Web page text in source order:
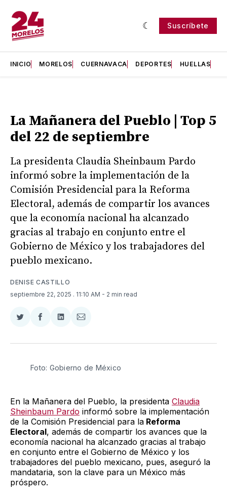
Suscríbete
INICIO MORELOS CUERNAVACA DEPORTES HUELLAS
La Mañanera del Pueblo | Top 5
del 22 de septiembre
La presidenta Claudia Sheinbaum Pardo
informó sobre la implementación de la
Comisión Presidencial para la Reforma
Electoral, además de compartir los avances
que la economía nacional ha alcanzado
gracias al trabajo en conjunto entre el
Gobierno de México y los trabajadores del
pueblo mexicano.
DENISE CASTILLO
septiembre 22, 2025 . 11:10 AM - 2 min read
Compartir
Twitter
Compartir
Facebook
Compartir
LinkedIn
Compartir
Email
Foto: Gobierno de México
En la Mañanera del Pueblo, la presidenta Claudia
Sheinbaum Pardo informó sobre la implementación
de la Comisión Presidencial para la Reforma
Electoral, además de compartir los avances que la
economía nacional ha alcanzado gracias al trabajo
en conjunto entre el Gobierno de México y los
trabajadores del pueblo mexicano, pues, aseguró la
mandataria, son la clave para un México más
próspero.